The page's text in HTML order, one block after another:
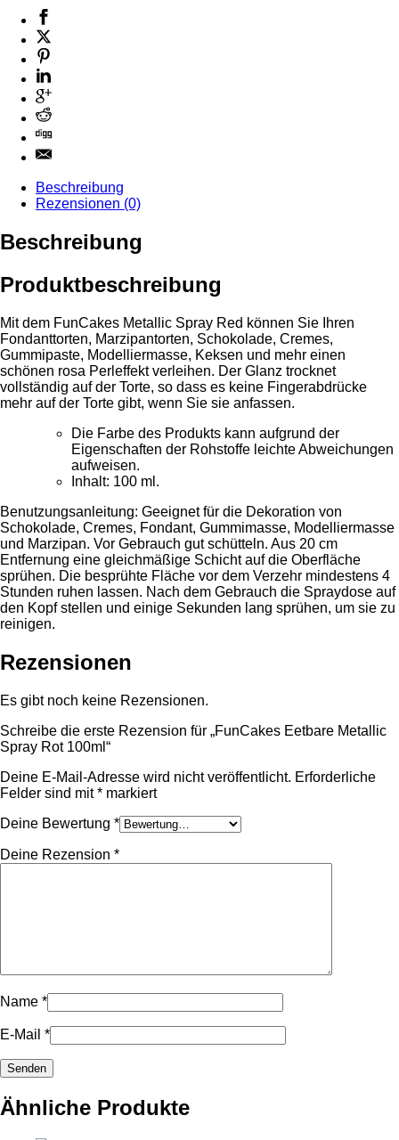
Beschreibung
Rezensionen (0)
Beschreibung
Produktbeschreibung
Mit dem FunCakes Metallic Spray Red können Sie Ihren
Fondanttorten, Marzipantorten, Schokolade, Cremes,
Gummipaste, Modelliermasse, Keksen und mehr einen
schönen rosa Perleffekt verleihen. Der Glanz trocknet
vollständig auf der Torte, so dass es keine Fingerabdrücke
mehr auf der Torte gibt, wenn Sie sie anfassen.
Die Farbe des Produkts kann aufgrund der
Eigenschaften der Rohstoffe leichte Abweichungen
aufweisen.
Inhalt: 100 ml.
Benutzungsanleitung: Geeignet für die Dekoration von
Schokolade, Cremes, Fondant, Gummimasse, Modelliermasse
und Marzipan. Vor Gebrauch gut schütteln. Aus 20 cm
Entfernung eine gleichmäßige Schicht auf die Oberfläche
sprühen. Die besprühte Fläche vor dem Verzehr mindestens 4
Stunden ruhen lassen. Nach dem Gebrauch die Spraydose auf
den Kopf stellen und einige Sekunden lang sprühen, um sie zu
reinigen.
Rezensionen
Es gibt noch keine Rezensionen.
Schreibe die erste Rezension für „FunCakes Eetbare Metallic
Spray Rot 100ml“
Deine E-Mail-Adresse wird nicht veröffentlicht. Erforderliche
Felder sind mit* markiert
Deine Bewertung *
Deine Rezension *
Name *
E-Mail *
Ähnliche Produkte